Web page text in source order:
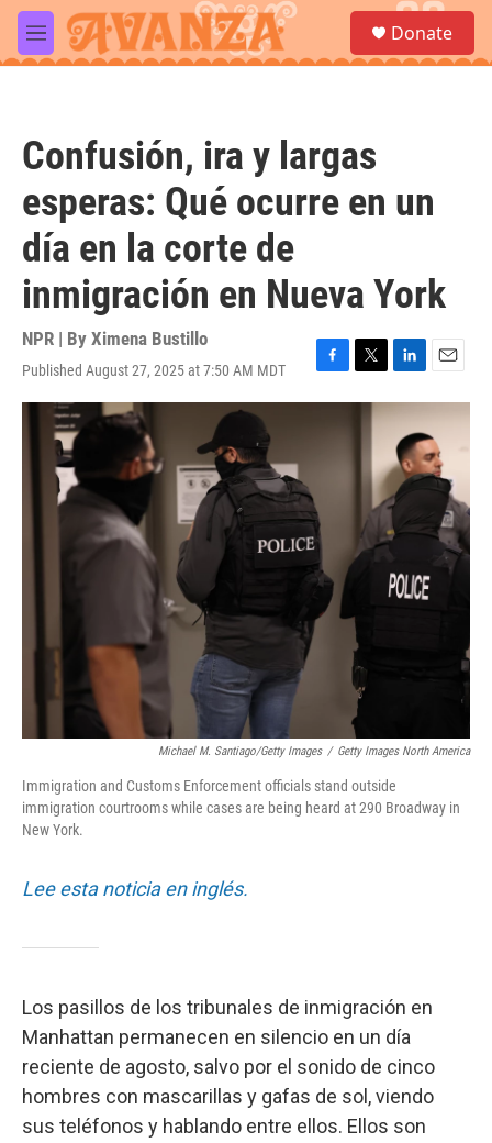
Skip to main content
M
e
a
Donate
Confusión, ira y largas
esperas: Qué ocurre en un
día en la corte de
inmigración en Nueva York
NPR | By Ximena Bustillo
Published August 27, 2025 at 7:50 AM MDT
F
a
k
T
w
L
i
n
k
e
d
I
E
m
a
i
l
Michael M. Santiago/Getty Images / Getty Images North America
Immigration and Customs Enforcement officials stand outside
immigration courtrooms while cases are being heard at 290 Broadway in
New York.
Lee esta noticia en inglés.
Los pasillos de los tribunales de inmigración en
Manhattan permanecen en silencio en un día
reciente de agosto, salvo por el sonido de cinco
hombres con mascarillas y gafas de sol, viendo
sus teléfonos y hablando entre ellos. Ellos son